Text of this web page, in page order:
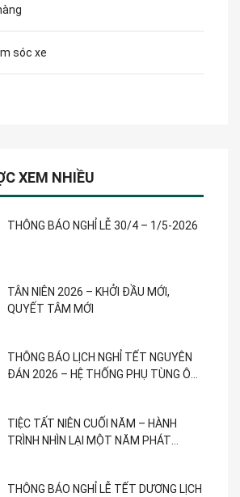
sóc xe
XEM NHIỀU
THÔNG BÁO NGHỈ LỄ 30/4 – 1/5-2026
TÂN NIÊN 2026 – KHỞI ĐẦU MỚI,
QUYẾT TÂM MỚI
THÔNG BÁO LỊCH NGHỈ TẾT NGUYÊN
ĐÁN 2026 – HỆ THỐNG PHỤ TÙNG Ô
TIỆC TẤT NIÊN CUỐI NĂM – HÀNH
TRÌNH NHÌN LẠI MỘT NĂM PHÁT
THÔNG BÁO NGHỈ LỄ TẾT DƯƠNG LỊCH